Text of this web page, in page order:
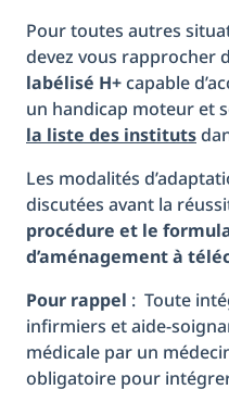
Pour toutes autres
devez vous rapprocher
labélisé H+capable
un handicap moteur et
la liste des instituts
Les modalités
discutées avant la
procédure et le
d’aménagement à
Pour rappel : Toute
infirmiers et aide-
médicale par un
obligatoire pour